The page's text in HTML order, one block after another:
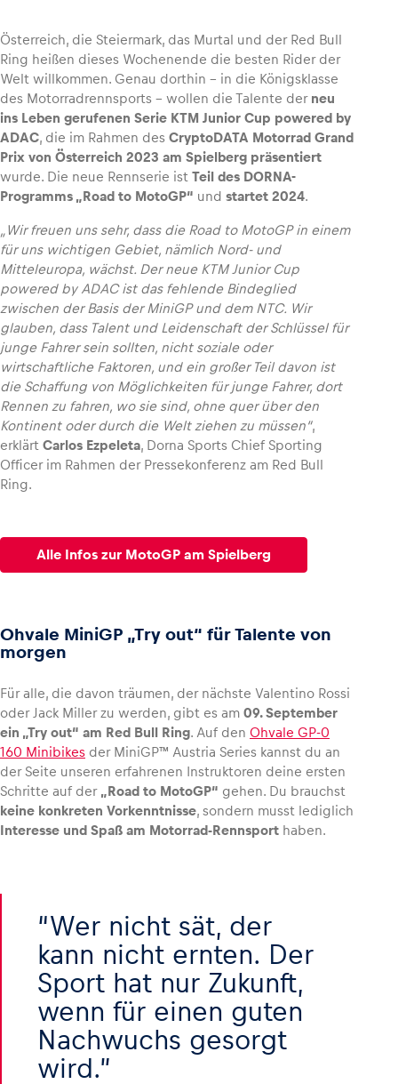
Fahrzeug
Alle anzeigen
Business
Alle anzeigen
Glossar
Alle anzeigen
Österreich, die Steiermark, das Murtal und der Red Bull
Ring heißen dieses Wochenende die besten Rider der
Welt willkommen. Genau dorthin – in die Königsklasse
des Motorradrennsports – wollen die Talente der neu
ins Leben gerufenen Serie KTM Junior Cup powered by
ADAC, die im Rahmen des CryptoDATA Motorrad Grand
Prix von Österreich 2023 am Spielberg präsentiert
wurde. Die neue Rennserie ist Teil des DORNA-
Programms „Road to MotoGP“ und startet 2024.
„Wir freuen uns sehr, dass die Road to MotoGP in einem
für uns wichtigen Gebiet, nämlich Nord- und
Mitteleuropa, wächst. Der neue KTM Junior Cup
powered by ADAC ist das fehlende Bindeglied
zwischen der Basis der MiniGP und dem NTC. Wir
glauben, dass Talent und Leidenschaft der Schlüssel für
junge Fahrer sein sollten, nicht soziale oder
wirtschaftliche Faktoren, und ein großer Teil davon ist
die Schaffung von Möglichkeiten für junge Fahrer, dort
Rennen zu fahren, wo sie sind, ohne quer über den
Kontinent oder durch die Welt ziehen zu müssen“,
erklärt Carlos Ezpeleta, Dorna Sports Chief Sporting
Officer im Rahmen der Pressekonferenz am Red Bull
Ring.
Alle Infos zur MotoGP am Spielberg
Ohvale MiniGP „Try out“ für Talente von
morgen
Für alle, die davon träumen, der nächste Valentino Rossi
oder Jack Miller zu werden, gibt es am 09. September
ein „Try out“ am Red Bull Ring. Auf den Ohvale GP-0
160 Minibikes der MiniGP™ Austria Series kannst du an
der Seite unseren erfahrenen Instruktoren deine ersten
Schritte auf der „Road to MotoGP“ gehen. Du brauchst
keine konkreten Vorkenntnisse, sondern musst lediglich
Interesse und Spaß am Motorrad-Rennsport haben.
Wer nicht sät, der
kann nicht ernten. Der
Sport hat nur Zukunft,
wenn für einen guten
Nachwuchs gesorgt
wird.